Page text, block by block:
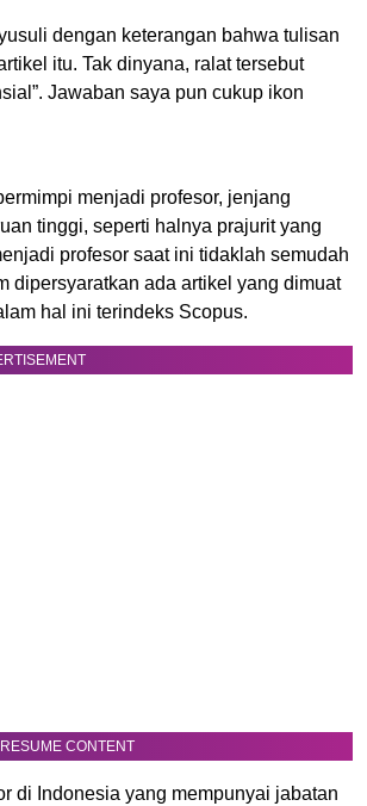
dengan keterangan bahwa tulisan
itu. Tak dinyana, ralat tersebut
Jawaban saya pun cukup ikon
menjadi profesor, jenjang
tinggi, seperti halnya prajurit yang
profesor saat ini tidaklah semudah
dipersyaratkan ada artikel yang dimuat
hal ini terindeks Scopus.
CONTENT
di Indonesia yang mempunyai jabatan